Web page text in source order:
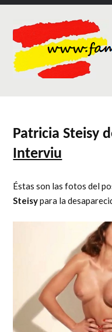
Patricia Steisy
Interviu
Éstas son las fotos del
Steisypara la